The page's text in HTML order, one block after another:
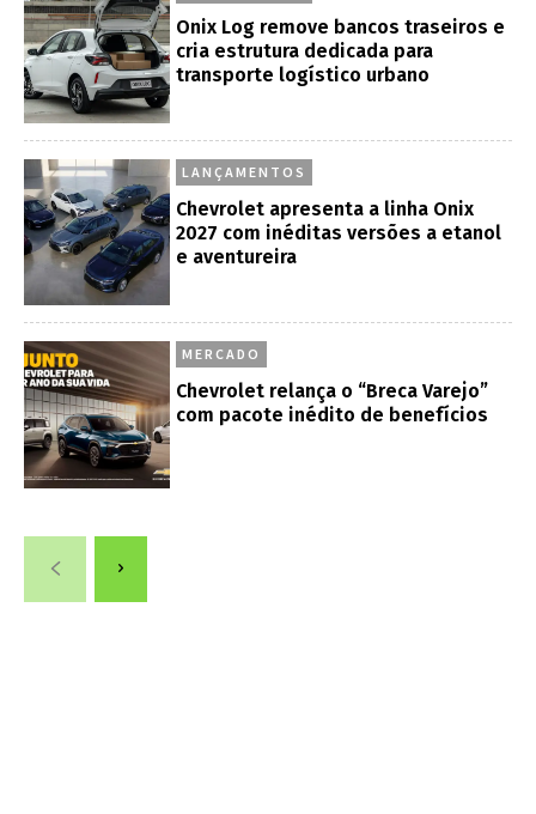
Onix Log remove bancos traseiros e
cria estrutura dedicada para
transporte logístico urbano
LANÇAMENTOS
Chevrolet apresenta a linha Onix
2027 com inéditas versões a etanol
e aventureira
MERCADO
Chevrolet relança o “Breca Varejo”
com pacote inédito de benefícios